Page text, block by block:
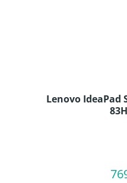
Lenovo IdeaPad
In den